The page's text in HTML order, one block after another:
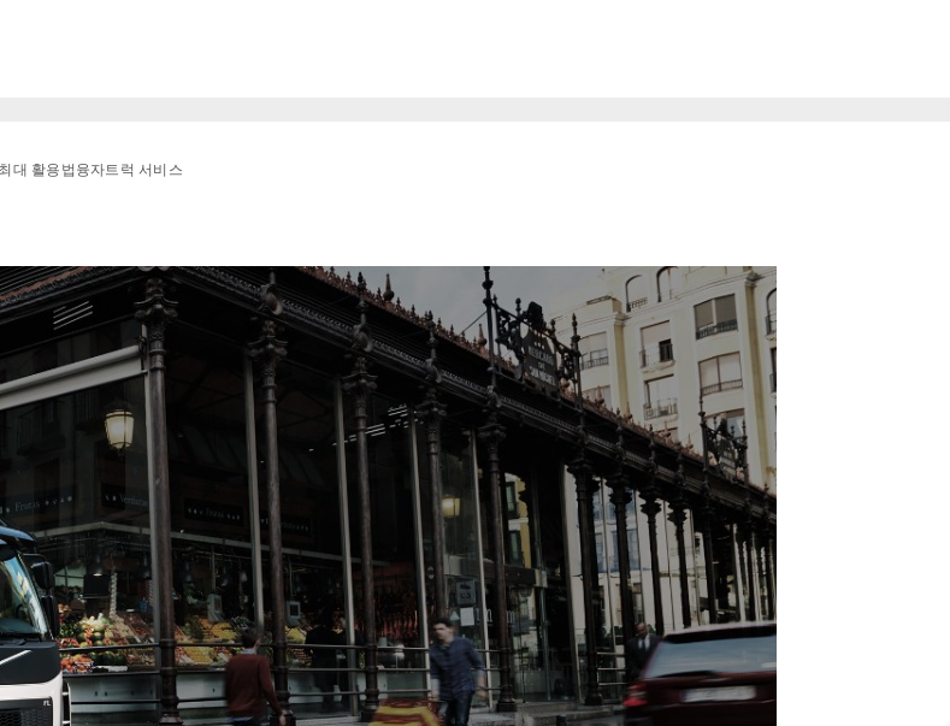
대 활용법 융자트럭 서비스